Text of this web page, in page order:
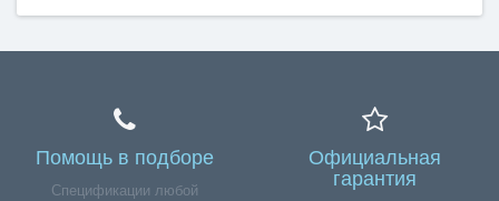
Помощь в подборе
Спецификации любой
Официальная
гарантия